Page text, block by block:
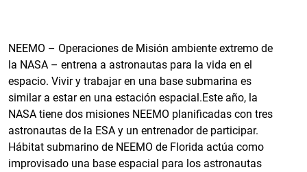
NEEMO – Operaciones de Misión ambiente extremo de
la NASA – entrena a astronautas para la vida en el
espacio. Vivir y trabajar en una base submarina es
similar a estar en una estación espacial.Este año, la
NASA tiene dos misiones NEEMO planificadas con tres
astronautas de la ESA y un entrenador de participar.
Hábitat submarino de NEEMO de Florida actúa como
improvisado una base espacial para los astronautas